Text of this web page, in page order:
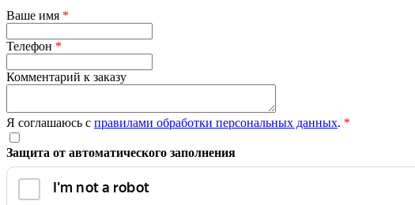
Ваше имя *
Телефон *
Комментарий к заказу
Я соглашаюсь с правилами обработки персональных данных. *
Защита от автоматического заполнения